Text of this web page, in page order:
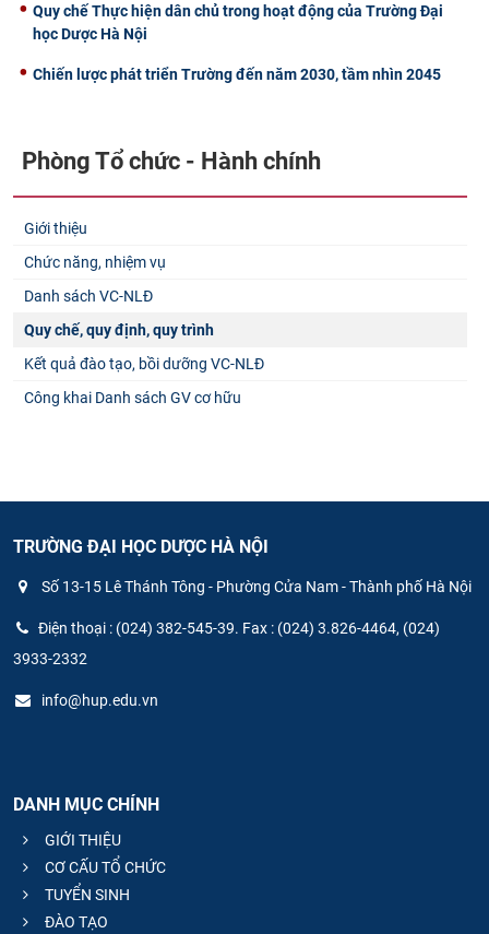
Quy chế Thực hiện dân chủ trong hoạt động của Trường Đại
học Dược Hà Nội
Chiến lược phát triển Trường đến năm 2030, tầm nhìn 2045
Phòng Tổ chức - Hành chính
Giới thiệu
Chức năng, nhiệm vụ
Danh sách VC-NLĐ
Quy chế, quy định, quy trình
Kết quả đào tạo, bồi dưỡng VC-NLĐ
Công khai Danh sách GV cơ hữu
TRƯỜNG ĐẠI HỌC DƯỢC HÀ NỘI
Số 13-15 Lê Thánh Tông - Phường Cửa Nam - Thành phố Hà Nội
Điện thoại : (024) 382-545-39. Fax : (024) 3.826-4464, (024)
3933-2332
info@hup.edu.vn
DANH MỤC CHÍNH
GIỚI THIỆU
CƠ CẤU TỔ CHỨC
TUYỂN SINH
ĐÀO TẠO